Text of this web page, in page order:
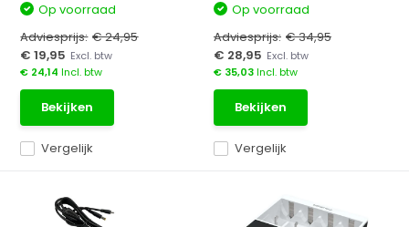
Vergelijk
Op voorraad
Adviesprijs: € 24,95
€ 19,95 Excl. btw
€ 24,14 Incl. btw
Bekijken
Vergelijk
Op voorraad
Adviesprijs: € 34,95
€ 28,95 Excl. btw
€ 35,03Incl. btw
Bekijken